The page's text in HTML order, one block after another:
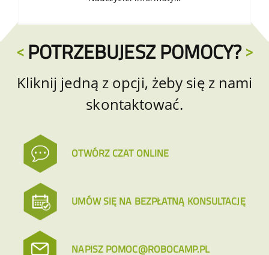
POTRZEBUJESZ POMOCY?
Kliknij jedną z opcji, żeby się z nami
skontaktować.
OTWÓRZ CZAT ONLINE
UMÓW SIĘ NA BEZPŁATNĄ KONSULTACJĘ
NAPISZ POMOC@ROBOCAMP.PL